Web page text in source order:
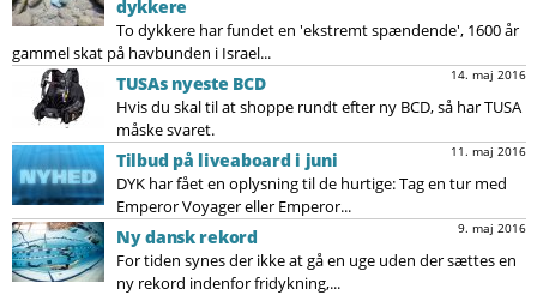
dykkere
To dykkere har fundet en 'ekstremt spændende', 1600 år
gammel skat på havbunden i Israel...
14. maj 2016
TUSAs nyeste BCD
Hvis du skal til at shoppe rundt efter ny BCD, så har TUSA
måske svaret.
11. maj 2016
Tilbud på liveaboard i juni
DYK har fået en oplysning til de hurtige: Tag en tur med
Emperor Voyager eller Emperor...
9. maj 2016
Ny dansk rekord
For tiden synes der ikke at gå en uge uden der sættes en
ny rekord indenfor fridykning,...